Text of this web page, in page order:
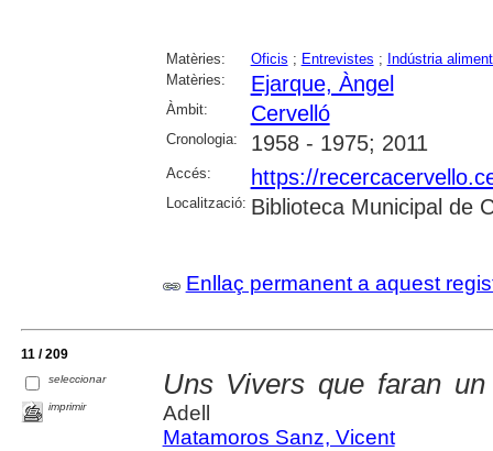
Matèries: Oficis ; Entrevistes ; Indústria
Matèries:
Ejarque, Àngel
Àmbit: Cervelló
Cronologia: 1958 - 1975; 2011
Accés: https://
Localització: Biblioteca Municipal de
Enllaç permanent a aquest
11 / 209
seleccionar
imprimir
Uns Vivers que faran
Adell
Matamoros Sanz, Vicent